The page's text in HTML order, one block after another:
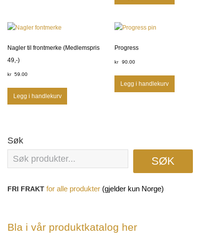
Nagler til frontmerke (Medlemspris
49,-)
kr 59.00
Legg i handlekurv
Progress
kr 90.00
Legg i handlekurv
Søk
SØK
FRI FRAKT for alle produkter (gjelder kun Norge)
Bla i vår produktkatalog her